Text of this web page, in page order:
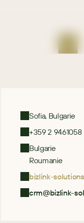
Sofia, Bulgarie
+359 2 9461058
Bulgarie
Roumanie
bizlink-
crm@bizlink-